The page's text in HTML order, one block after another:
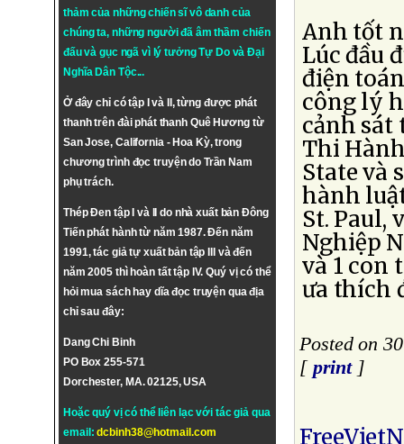
thảm của những chiến sĩ vô danh của
chúng ta, những người đã âm thầm chiến
đấu và gục ngã vì lý tưởngTự DovàĐại
Nghĩa Dân Tộc...
Ở đây chỉ có tập I và II, từng được phát
thanh trên đài phát thanh Quê Hương từ
San Jose, California - Hoa Kỳ, trong
chương trình đọc truyện do Trần Nam
phụ trách.
Thép Đen tập I và II do nhà xuất bản Đông
Tiến phát hành từ năm 1987. Đến năm
1991, tác giả tự xuất bản tập III và đến
năm 2005 thì hoàn tất tập IV. Quý vị có thể
hỏi mua sách hay dĩa đọc truyện qua địa
chỉ sau đây:
Dang Chi Binh
PO Box 255-571
Dorchester, MA. 02125, USA
Hoặc quý vị có thể liên lạc với tác giả qua
email:dcbinh38@hotmail.com
Anh tốt
Lúc đầu
điện
công lý
cảnh sát
Thi
State và
hành
St. Paul,
Nghiệp
và 1 con
ưa thích
Posted on
[ print]